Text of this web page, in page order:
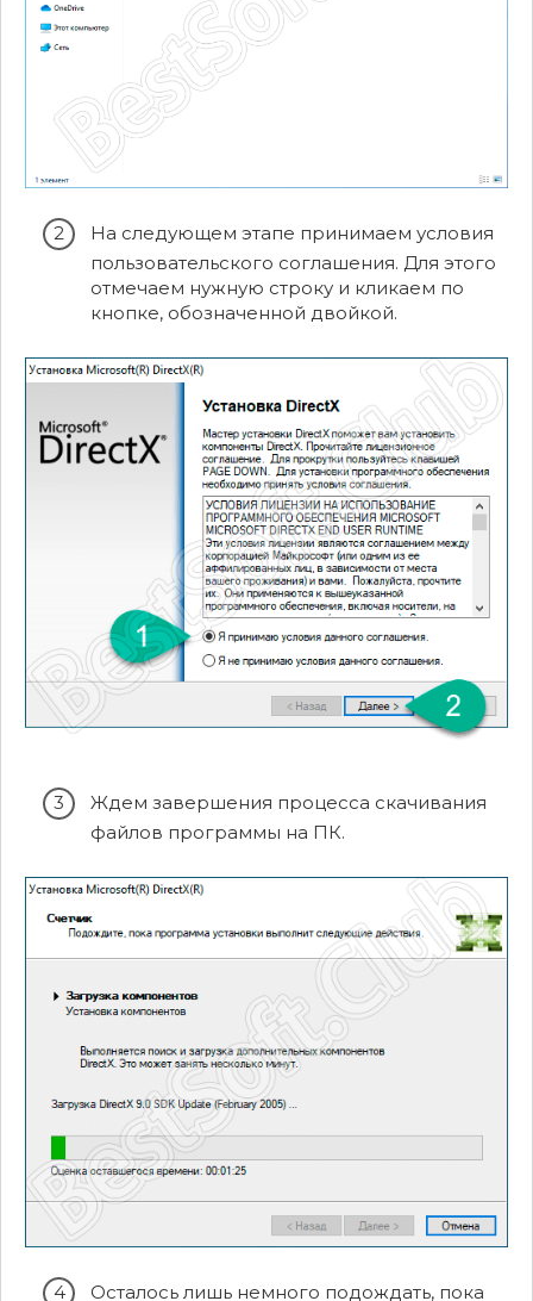
На следующем этапе принимаем условия
пользовательского соглашения. Для этого
отмечаем нужную строку и кликаем по
кнопке, обозначенной двойкой.
Ждем завершения процесса скачивания
файлов программы на ПК.
Осталось лишь немного подождать, пока